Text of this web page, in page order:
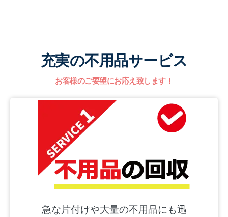
充実の不用品サービス
お客様のご要望にお応え致します！
急な片付けや大量の不用品にも迅